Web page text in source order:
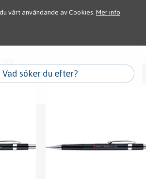
vårt användande av Cookies.Mer info